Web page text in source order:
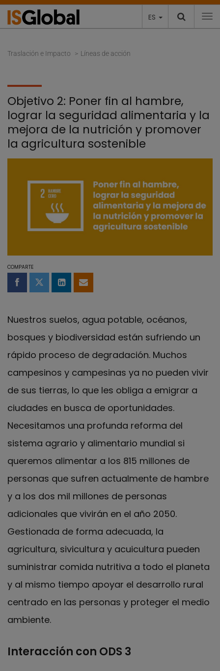
ES
Traslación e Impacto Líneas de acción
Objetivo 2: Poner fin al hambre,
lograr la seguridad alimentaria y la
mejora de la nutrición y promover
la agricultura sostenible
COMPARTE
Compartir en Facebook
Compartir en Twitter
Compartir en LinkedIn
Compartir por email
Nuestros suelos, agua potable, océanos,
bosques y biodiversidad están sufriendo un
rápido proceso de degradación. Muchos
campesinos y campesinas ya no pueden vivir
de sus tierras, lo que les obliga a emigrar a
ciudades en busca de oportunidades.
Necesitamos una profunda reforma del
sistema agrario y alimentario mundial si
queremos alimentar a los 815 millones de
personas que sufren actualmente de hambre
y a los dos mil millones de personas
adicionales que vivirán en el año 2050.
Gestionada de forma adecuada, la
agricultura, sivicultura y acuicultura pueden
suministrar comida nutritiva a todo el planeta
y al mismo tiempo apoyar el desarrollo rural
centrado en las personas y proteger el medio
ambiente.
Interacción con ODS 3